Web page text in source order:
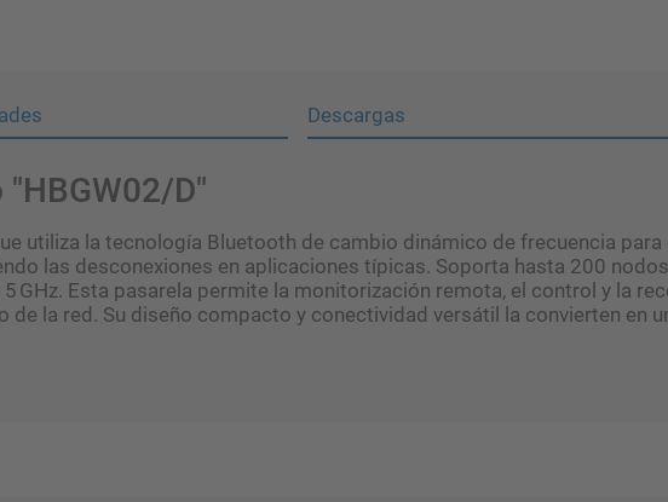
Descargas
D"
utiliza la tecnología Bluetooth de cambio dinámico de frecuencia
las desconexiones en aplicaciones típicas. Soporta hasta 200
GHz. Esta pasarela permite la monitorización remota, el control y la
la red. Su diseño compacto y conectividad versátil la convierten en